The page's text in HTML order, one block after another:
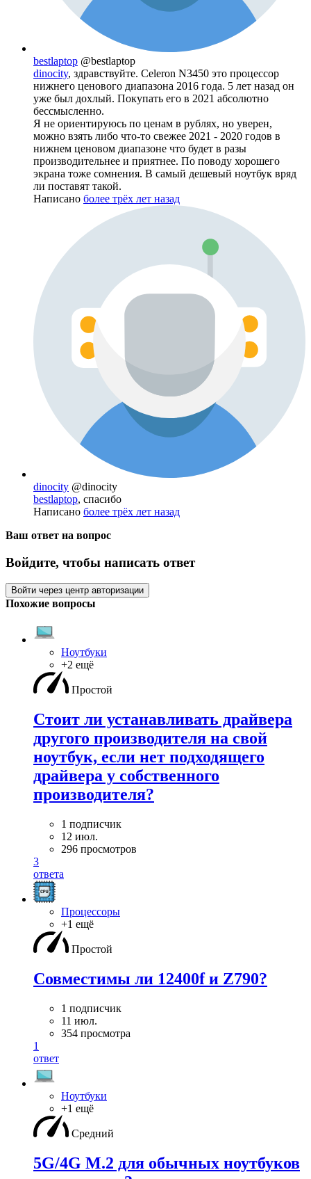
bestlaptop @bestlaptop
dinocity, здравствуйте. Celeron N3450 это процессор
нижнего ценового диапазона 2016 года. 5 лет назад он
уже был дохлый. Покупать его в 2021 абсолютно
бессмысленно.
Я не ориентируюсь по ценам в рублях, но уверен,
можно взять либо что-то свежее 2021 - 2020 годов в
нижнем ценовом диапазоне что будет в разы
производительнее и приятнее. По поводу хорошего
экрана тоже сомнения. В самый дешевый ноутбук вряд
ли поставят такой.
Написано более трёх лет назад
dinocity @dinocity
bestlaptop, спасибо
Написано более трёх лет назад
Ваш ответ на вопрос
Войдите, чтобы написать ответ
Войти через центр авторизации
Похожие вопросы
Ноутбуки
+2 ещё
Простой
Стоит ли устанавливать драйвера
другого производителя на свой
ноутбук, если нет подходящего
драйвера у собственного
производителя?
1 подписчик
12 июл.
296 просмотров
3
ответа
Процессоры
+1 ещё
Простой
Совместимы ли 12400f и Z790?
1 подписчик
11 июл.
354 просмотра
1
ответ
Ноутбуки
+1 ещё
Средний
5G/4G M.2 для обычных ноутбуков